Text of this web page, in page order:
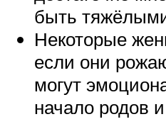
быть
Некоторые
если они
могут
начало родов